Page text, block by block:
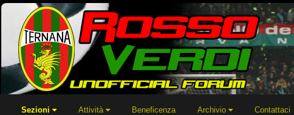
Sezioni Attività Beneficenza Archivio Contattaci